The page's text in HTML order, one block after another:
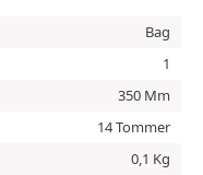
Bag
1
350 Mm
14 Tommer
0,1 Kg